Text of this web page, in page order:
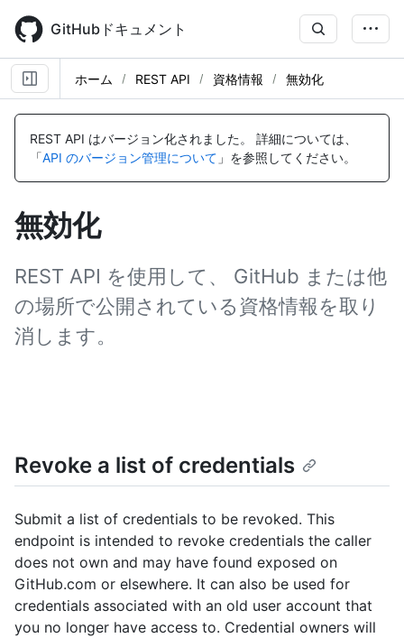
main
content
GitHubドキュメント
ホーム REST API 資格情報 無効化
REST API はバージョン化されました。
詳細については、
「API のバージョン管理について 」を参照してください。
無効化
REST API を使用して、 GitHub または他
の場所で公開されている資格情報を取り
消します。
Revoke a list of credentials
Submit a list of credentials to be revoked. This
endpoint is intended to revoke credentials the caller
does not own and may have found exposed on
GitHub.com or elsewhere. It can also be used for
credentials associated with an old user account that
you no longer have access to. Credential owners will
名
説
明
名
説
明